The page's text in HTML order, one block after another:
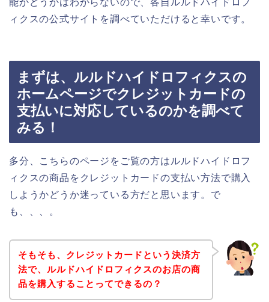
能かどうかはわからないので、各自ルルドハイドロフ
ィクスの公式サイトを調べていただけると幸いです。
まずは、ルルドハイドロフィクスの
ホームページでクレジットカードの
支払いに対応しているのかを調べて
みる！
多分、こちらのページをご覧の方はルルドハイドロフ
ィクスの商品をクレジットカードの支払い方法で購入
しようかどうか迷っている方だと思います。で
も、、、。
そもそも、クレジットカードという決済方
法で、ルルドハイドロフィクスのお店の商
品を購入することってできるの？